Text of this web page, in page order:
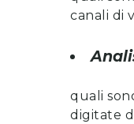
canali di
quali
digitate